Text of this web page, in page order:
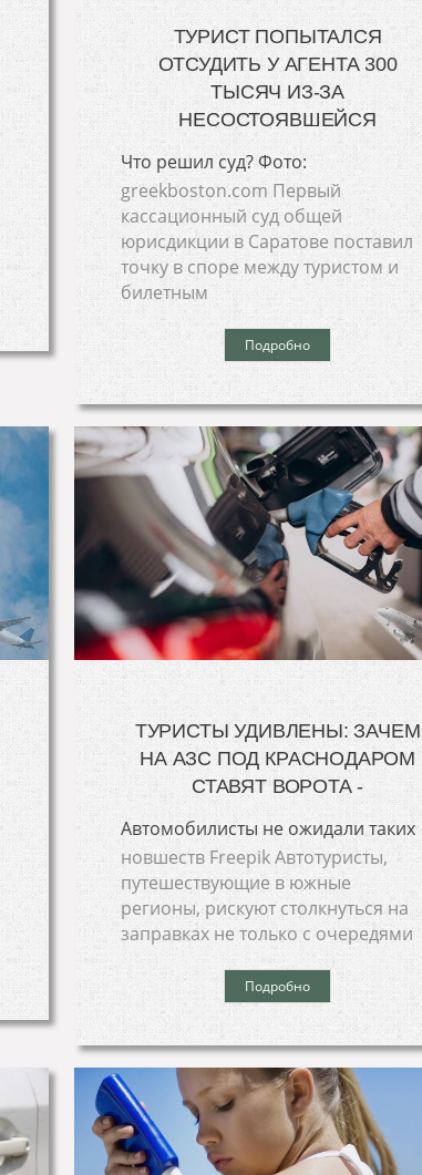
ТУРИСТ ПОПЫТАЛСЯ
ОТСУДИТЬ У АГЕНТА 300
ТЫСЯЧ ИЗ-ЗА
НЕСОСТОЯВШЕЙСЯ
Что решил суд? Фото:
greekboston.com Первый
кассационный суд общей
юрисдикции в Саратове поставил
точку в споре между туристом и
билетным
Подробно
ТУРИСТЫ УДИВЛЕНЫ: ЗАЧЕМ
НА АЗС ПОД КРАСНОДАРОМ
СТАВЯТ ВОРОТА -
Автомобилисты не ожидали таких
новшеств Freepik Автотуристы,
путешествующие в южные
регионы, рискуют столкнуться на
заправках не только с очередями
Подробно